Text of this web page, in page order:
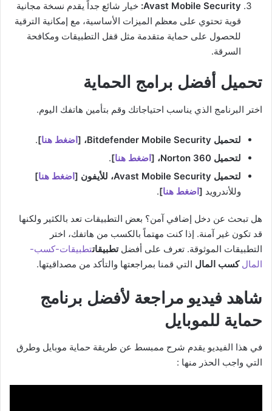
Avast Mobile Security: خيار شائع جداً يقدم نسخة مجانية
قوية تحتوي على معظم الميزات الأساسية، مع إمكانية الترقية
للحصول على حماية متقدمة مثل قفل التطبيقات ومكافحة
السرقة.
تحميل أفضل برامج الحماية
اختر البرنامج الذي يناسب احتياجاتك وقم بتأمين هاتفك اليوم.
لتحميل Bitdefender Mobile Security، [ اضغط هنا]
.
لتحميل Norton 360، [
اضغط هنا]
.
لتحميل Avast Mobile Security، للأيفون [
اضغط هنا]
وللأندرويد [اضغط هنا]
.
هل تبحث عن دخل إضافي آمن؟ بعض التطبيقات تعد بالكثير ولكنها
قد تكون غير آمنة. إذا كنت مهتماً بالكسب من هاتفك، اختر
التطبيقات الموثوقة. تعرف على أفضلتطبيقاتتطبيقات-كسب-
المال كسب المال التي قمنا بمراجعتها والتأكد من مصداقيتها.
شاهد فيديو مراجعة لأفضل برنامج
حماية للموبايل
في هذا الفيديو يقدم شرح ممبسط عن طريقة حماية موبايل وطرق
التي واجب الحذر منها :